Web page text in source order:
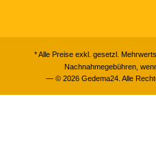
* Alle Preise exkl. gesetzl.
Nachnahmegebühren,
— © 2026 Gedema24. Alle